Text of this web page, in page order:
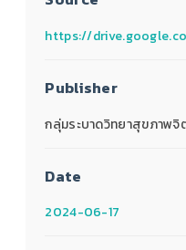
https://
Publisher
กลุ่มระบาดวิทยาสุขภาพ
Date
2024-06-17